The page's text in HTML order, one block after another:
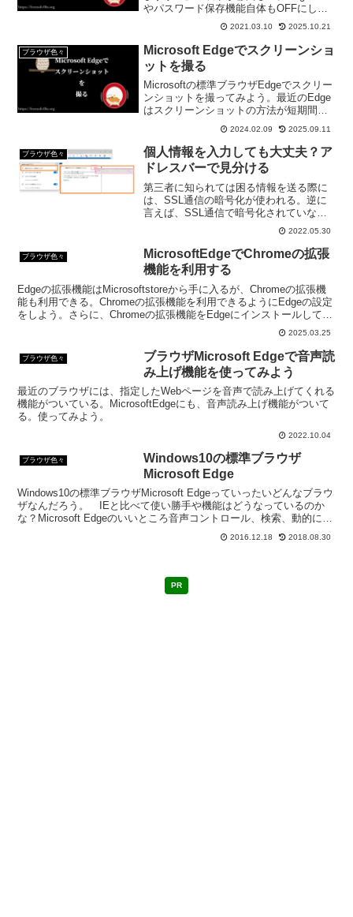
やパスワード保存機能自体もOFFにした
い。だって、ブラウザに保存したパスワ
ードってPCのログインパスワードだけで
簡単に見ることができるんだよ。
2021.03.10 2025.10.21
ブラウザ色々
Microsoft Edgeでスクリーンショ
ットを撮る
Microsoftの標準ブラウザEdgeでスクリー
ンショットを撮ってみよう。最近のEdge
はスクリーンショットの方法が短期間で
変わっている。昨日までのスクリーンシ
ョットの方法が今日は違ってたり。で
も、今の方が、一時期よりわかりやすい
けどね。
2024.02.09 2025.09.11
ブラウザ色々
個人情報を入力しても大丈夫？ア
ドレスバーで見分ける
第三者に知られては困る情報を送る際に
は、SSL通信の暗号化が使われる。逆に
言えば、SSL通信で暗号化されていない
サイトで個人情報を入力するのはものす
ごく危険だ。通信が暗号化されているか
いないかはブラウザのアドレスバーで見
分けることができる。
2022.05.30
ブラウザ色々
MicrosoftEdgeでChromeの拡張
機能を利用する
Edgeの拡張機能はMicrosoftstoreから手に入るが、Chromeの拡張機
能も利用できる。Chromeの拡張機能を利用できるようにEdgeの設定
をしよう。さらに、Chromeの拡張機能をEdgeにインストールしてみ
2025.03.25
ブラウザ色々
ブラウザMicrosoft Edgeで音声読
み上げ機能を使ってみよう
最近のブラウザには、指定したWebページを音声で読み上げてくれる
機能がついている。MicrosoftEdgeにも、音声読み上げ機能がついて
る。使ってみよう。
2022.10.04
ブラウザ色々
Windows10の標準ブラウザ
Microsoft Edge
Windows10の標準ブラウザMicrosoft Edgeっていったいどんなブラウ
ザなんだろう。 IEと比べて使い勝手や機能はどうなっているのか
な？Microsoft Edgeのいいところ音声コントロール、検索、動的にア
2016.12.18 2018.08.30
PR